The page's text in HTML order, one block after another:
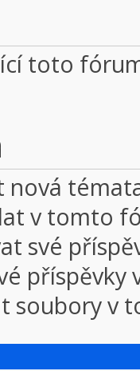
toto
nová
v tomto
své
soubory v